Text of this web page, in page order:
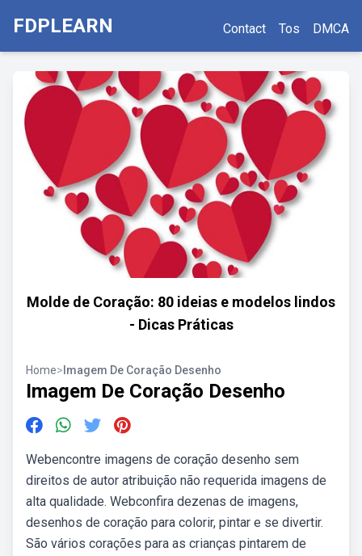
FDPLEARN Contact Tos DMCA
Molde de Coração: 80 ideias e modelos lindos
- Dicas Práticas
Home> Imagem De Coração Desenho
Imagem De Coração Desenho
Webencontre imagens de coração desenho sem
direitos de autor atribuição não requerida imagens de
alta qualidade. Webconfira dezenas de imagens,
desenhos de coração para colorir, pintar e se divertir.
São vários corações para as crianças pintarem de